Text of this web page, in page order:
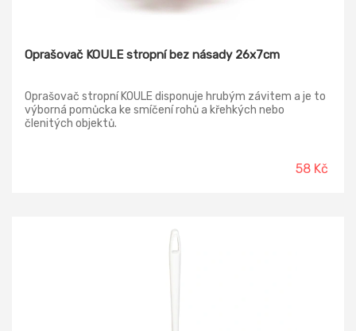
Oprašovač KOULE stropní bez násady 26x7cm
Oprašovač stropní KOULE disponuje hrubým závitem a je to
výborná pomůcka ke smíčení rohů a křehkých nebo
členitých objektů.
58 Kč